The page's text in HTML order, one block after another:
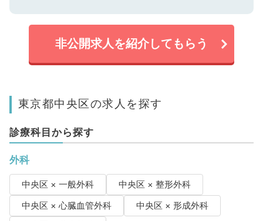
非公開求人を紹介してもらう
東京都中央区の求人を探す
診療科目から探す
外科
中央区 × 一般外科
中央区 × 整形外科
中央区 × 心臓血管外科
中央区 × 形成外科